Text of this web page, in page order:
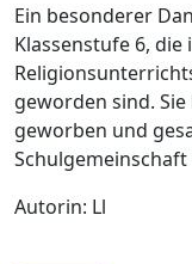
Ein besonderer
Klassenstufe 6, die
geworden sind.
geworben und
Autorin: Ll